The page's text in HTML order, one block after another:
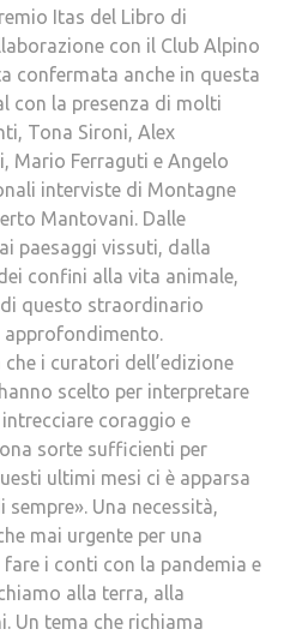
Itas del Libro di
con il Club Alpino
confermata anche in questa
con la presenza di molti
Tona Sironi, Alex
Mario Ferraguti e Angelo
interviste di Montagne
Mantovani. Dalle
paesaggi vissuti, dalla
confini alla vita animale,
questo straordinario
approfondimento.
i curatori dell’edizione
scelto per interpretare
coraggio e
sorte sufficienti per
ultimi mesi ci è apparsa
Una necessità,
mai urgente per una
i conti con la pandemia e
alla terra, alla
Un tema che richiama